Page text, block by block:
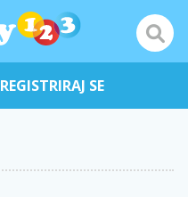
REGISTRIRAJ SE